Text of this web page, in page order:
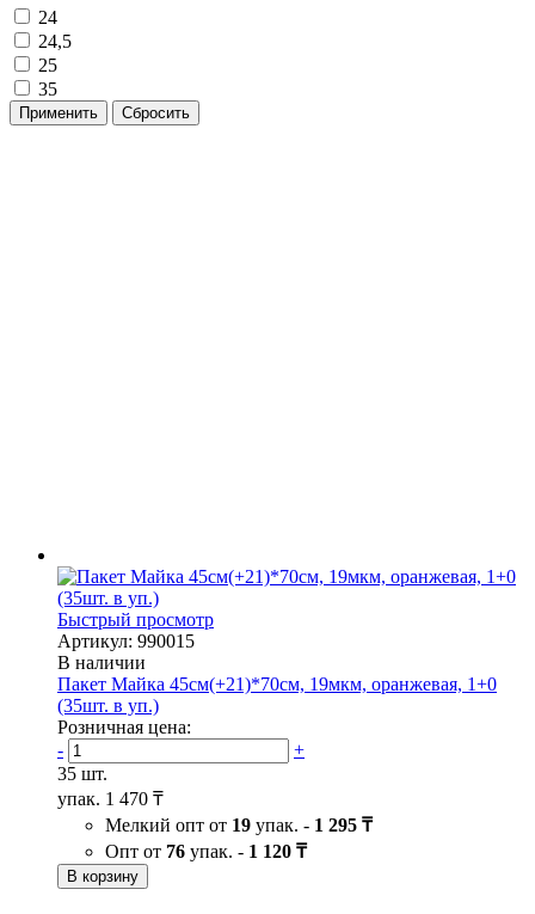
24
24,5
25
35
Применить Сбросить
Быстрый просмотр
Артикул: 990015
В наличии
Пакет Майка 45см(+21)*70см, 19мкм, оранжевая, 1+0
(35шт. в уп.)
Розничная цена:
-
+
35 шт.
упак. 1 470 ₸
Мелкий опт от 19 упак. - 1 295 ₸
Опт от 76 упак. - 1 120 ₸
В корзину